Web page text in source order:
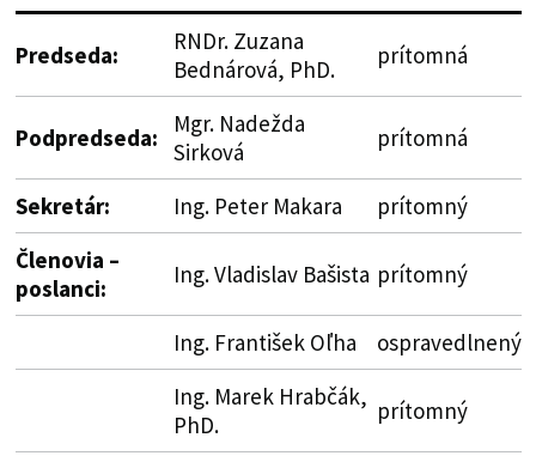
Predseda:
RNDr. Zuzana
Bednárová, PhD.
prítomná
Podpredseda:
Mgr. Nadežda
Sirková
prítomná
Sekretár: Ing. Peter Makara
prítomný
Členovia –
poslanci:
Ing. Vladislav Bašista prítomný
Ing. František Oľha
ospravedlnený
Ing. Marek Hrabčák,
PhD.
prítomný